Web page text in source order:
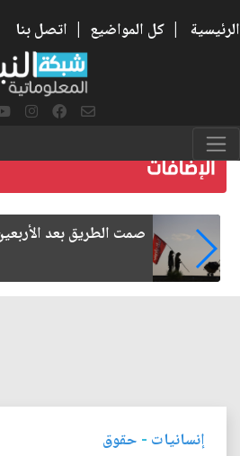
الرئيسية | كل المواضيع | اتصل بنا
صمت الطريق بعد الأربعين
إنسانيات - حقوق